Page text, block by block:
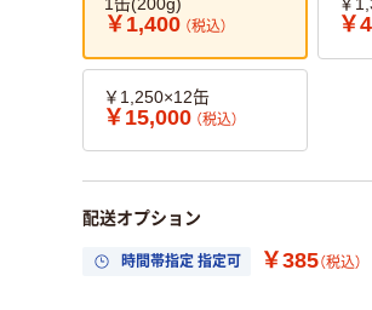
￥1,400 （税込） ￥
￥1,250×12缶
￥15,000 （税込）
配送オプション
時間帯指定 指定可 ￥385（税込）